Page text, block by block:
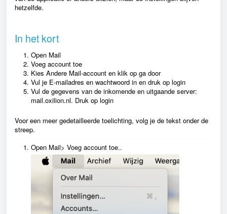
hetzelfde.
In het kort
Open Mail
Voeg account toe
Kies Andere Mail-account en klik op ga door
Vul je E-mailadres en wachtwoord in en druk op login
Vul de gegevens van de inkomende en uitgaande server:
mail.oxilion.nl. Druk op login
Voor een meer gedetailleerde toelichting, volg je de tekst onder de
streep.
Open Mail> Voeg account toe..